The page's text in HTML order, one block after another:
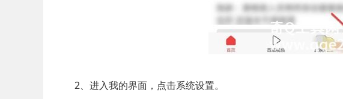
2、进入我的界面，点击系统设置。